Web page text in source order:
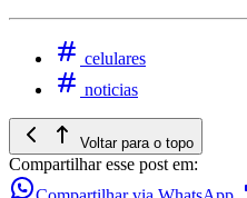
celulares
noticias
Voltar para o topo
Compartilhar esse post em: